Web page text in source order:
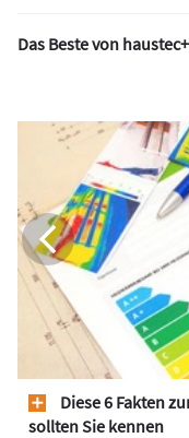
Das Beste von haustec+
Diese 6 Fakten
sollten Sie kennen